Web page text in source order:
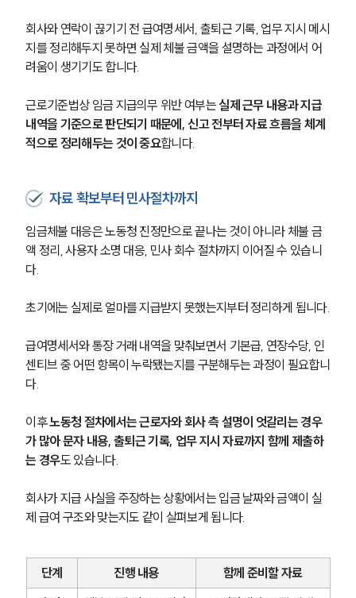
회사와 연락이 끊기기 전 급여명세서, 출퇴근 기록, 업무 지시 메시
지를 정리해두지 못하면 실제 체불 금액을 설명하는 과정에서 어
려움이 생기기도 합니다.
근로기준법상 임금 지급의무 위반 여부는 실제 근무 내용과 지급
내역을 기준으로 판단되기 때문에, 신고 전부터 자료 흐름을 체계
적으로 정리해두는 것이 중요합니다.
자료 확보부터 민사절차까지
임금체불 대응은 노동청 진정만으로 끝나는 것이 아니라 체불 금
액 정리, 사용자 소명 대응, 민사 회수 절차까지 이어질 수 있습니
다.
초기에는 실제로 얼마를 지급받지 못했는지부터 정리하게 됩니다.
급여명세서와 통장 거래 내역을 맞춰보면서 기본급, 연장수당, 인
센티브 중 어떤 항목이 누락됐는지를 구분해두는 과정이 필요합니
다.
이후 노동청 절차에서는 근로자와 회사 측 설명이 엇갈리는 경우
가 많아 문자 내용, 출퇴근 기록, 업무 지시 자료까지 함께 제출하
는 경우도 있습니다.
회사가 지급 사실을 주장하는 상황에서는 입금 날짜와 금액이 실
제 급여 구조와 맞는지도 같이 살펴보게 됩니다.
단계 진행 내용
함께 준비할 자료